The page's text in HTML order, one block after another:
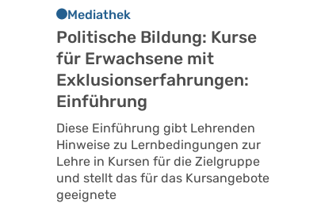
Mediathek
Politische Bildung: Kurse
für Erwachsene mit
Exklusionserfahrungen:
Einführung
Diese Einführung gibt Lehrenden
Hinweise zu Lernbedingungen zur
Lehre in Kursen für die Zielgruppe
und stellt das für das Kursangebote
geeignete